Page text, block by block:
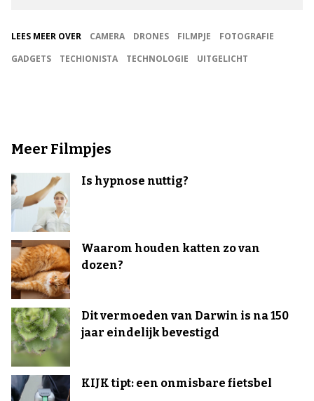
LEES MEER OVER CAMERA DRONES FILMPJE
FOTOGRAFIE
GADGETS
TECHIONISTA TECHNOLOGIE UITGELICHT
Meer Filmpjes
Is hypnose nuttig?
Waarom houden katten zo van
dozen?
Dit vermoeden van Darwin is na 150
jaar eindelijk bevestigd
KIJK tipt: een onmisbare fietsbel